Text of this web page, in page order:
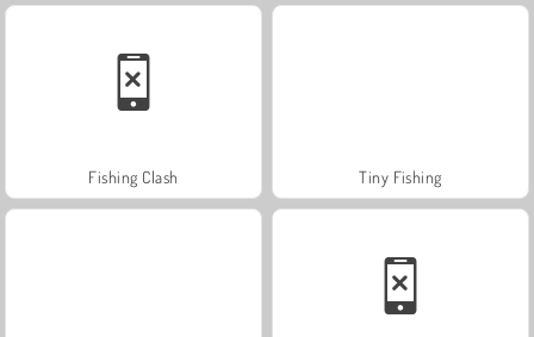
Fishing Clash Tiny Fishing